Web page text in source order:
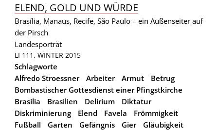
ELEND, GOLD UND WÜRDE
Brasília, Manaus, Recife, São Paulo – ein Außenseiter auf
der Pirsch
Landesporträt
LI 111, WINTER 2015
Schlagworte
Alfredo Stroessner
Arbeiter Armut
Betrug
Bombastischer Gottesdienst einer Pfingstkirche
Brasília
Brasilien Delirium
Diktatur
Diskriminierung
Elend Favela
Frömmigkeit
Fußball
Garten Gefängnis Gier
Gläubigkeit